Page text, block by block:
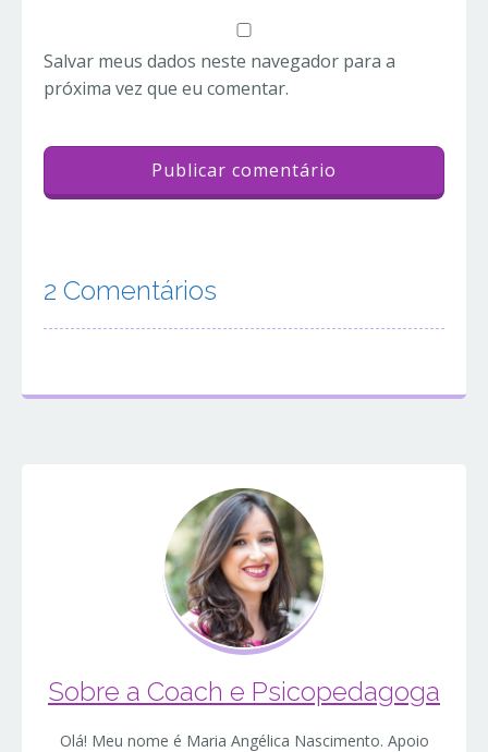
Salvar meus dados neste navegador para a
próxima vez que eu comentar.
2 Comentários
Sobre a Coach e Psicopedagoga
Olá! Meu nome é Maria Angélica Nascimento. Apoio